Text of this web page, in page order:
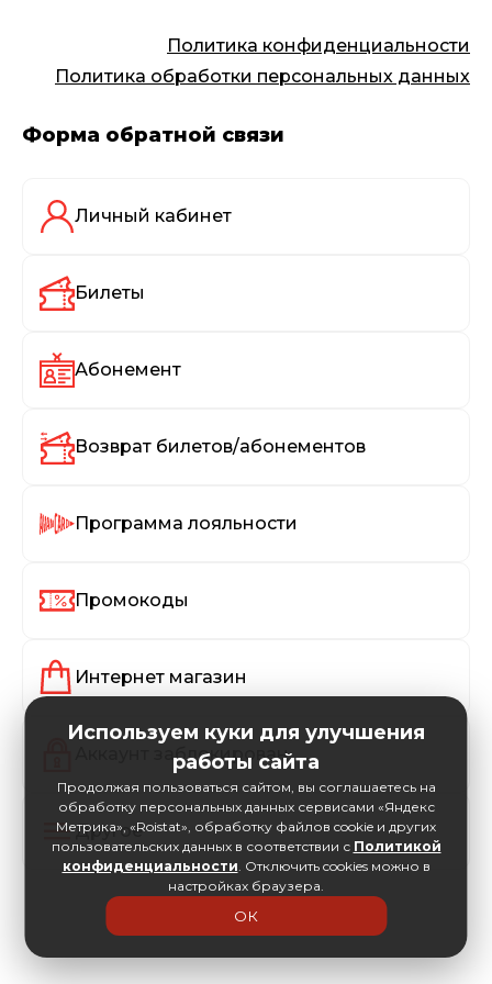
Политика конфиденциальности
Политика обработки персональных данных
Форма обратной связи
Личный кабинет
Билеты
Абонемент
Возврат билетов/абонементов
Программа лояльности
Промокоды
Интернет магазин
Аккаунт заблокирован
Другое
Используем куки для улучшения
работы сайта
Продолжая пользоваться сайтом, вы соглашаетесь на
обработку персональных данных сервисами «Яндекс
Метрика», «Roistat», обработку файлов cookie и других
пользовательских данных в соответствии с Политикой
конфиденциальности. Отключить cookies можно в
настройках браузера.
ОК